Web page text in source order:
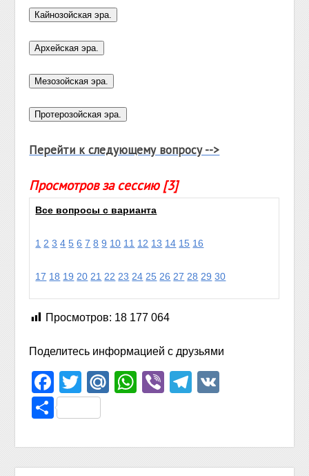
Перейти к следующему вопросу -->
Просмотров за сессию [3]
Все вопросы с варианта
1 2 3 4 5 6 7 8 9 10 11 12 13 14 15 16
17 18 19 20 21 22 23 24 25 26 27 28 29 30
Просмотров: 18 177 064
Поделитесь информацией с друзьями
Facebook
TwitterMail.Ru
WhatsApp
ViberTelegram
Отправить